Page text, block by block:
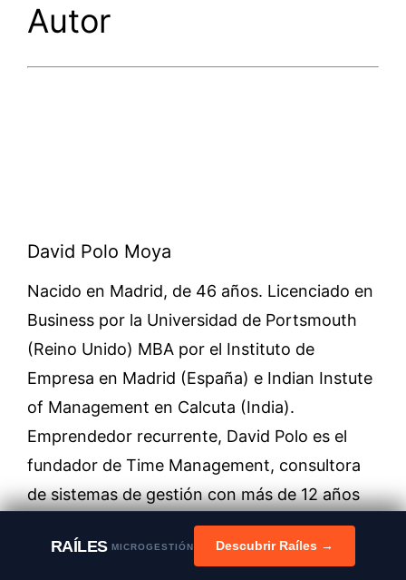
Autor
David Polo Moya
Nacido en Madrid, de 46 años. Licenciado en
Business por la Universidad de Portsmouth
(Reino Unido) MBA por el Instituto de
Empresa en Madrid (España) e Indian Instute
of Management en Calcuta (India).
Emprendedor recurrente, David Polo es el
fundador de Time Management, consultora
de sistemas de gestión con más de 12 años
de experiencia y por otro lado los blogs
emprender-facil.com y gestionar-facil.com.
RAÍLESMICROGESTIÓN Descubrir Raíles →